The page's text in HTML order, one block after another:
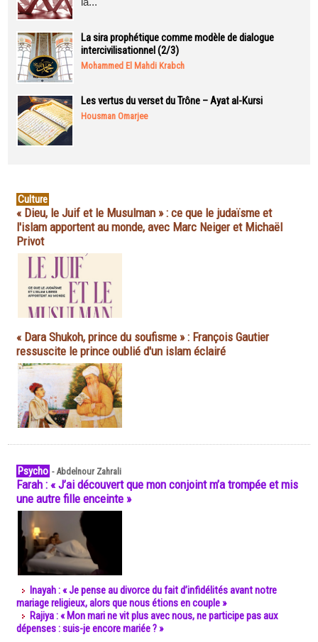
La sira prophétique comme modèle de dialogue
intercivilisationnel (2/3)
Mohammed El Mahdi Krabch
Les vertus du verset du Trône – Ayat al-Kursi
Housman Omarjee
Culture
« Dieu, le Juif et le Musulman » : ce que le judaïsme et
l'islam apportent au monde, avec Marc Neiger et Michaël
Privot
« Dara Shukoh, prince du soufisme » : François Gautier
ressuscite le prince oublié d'un islam éclairé
Psycho -Abdelnour Zahrali
Farah : « J’ai découvert que mon conjoint m’a trompée et mis
une autre fille enceinte »
Inayah : « Je pense au divorce du fait d’infidélités avant notre
mariage religieux, alors que nous étions en couple »
Rajiya : « Mon mari ne vit plus avec nous, ne participe pas aux
dépenses : suis-je encore mariée ? »